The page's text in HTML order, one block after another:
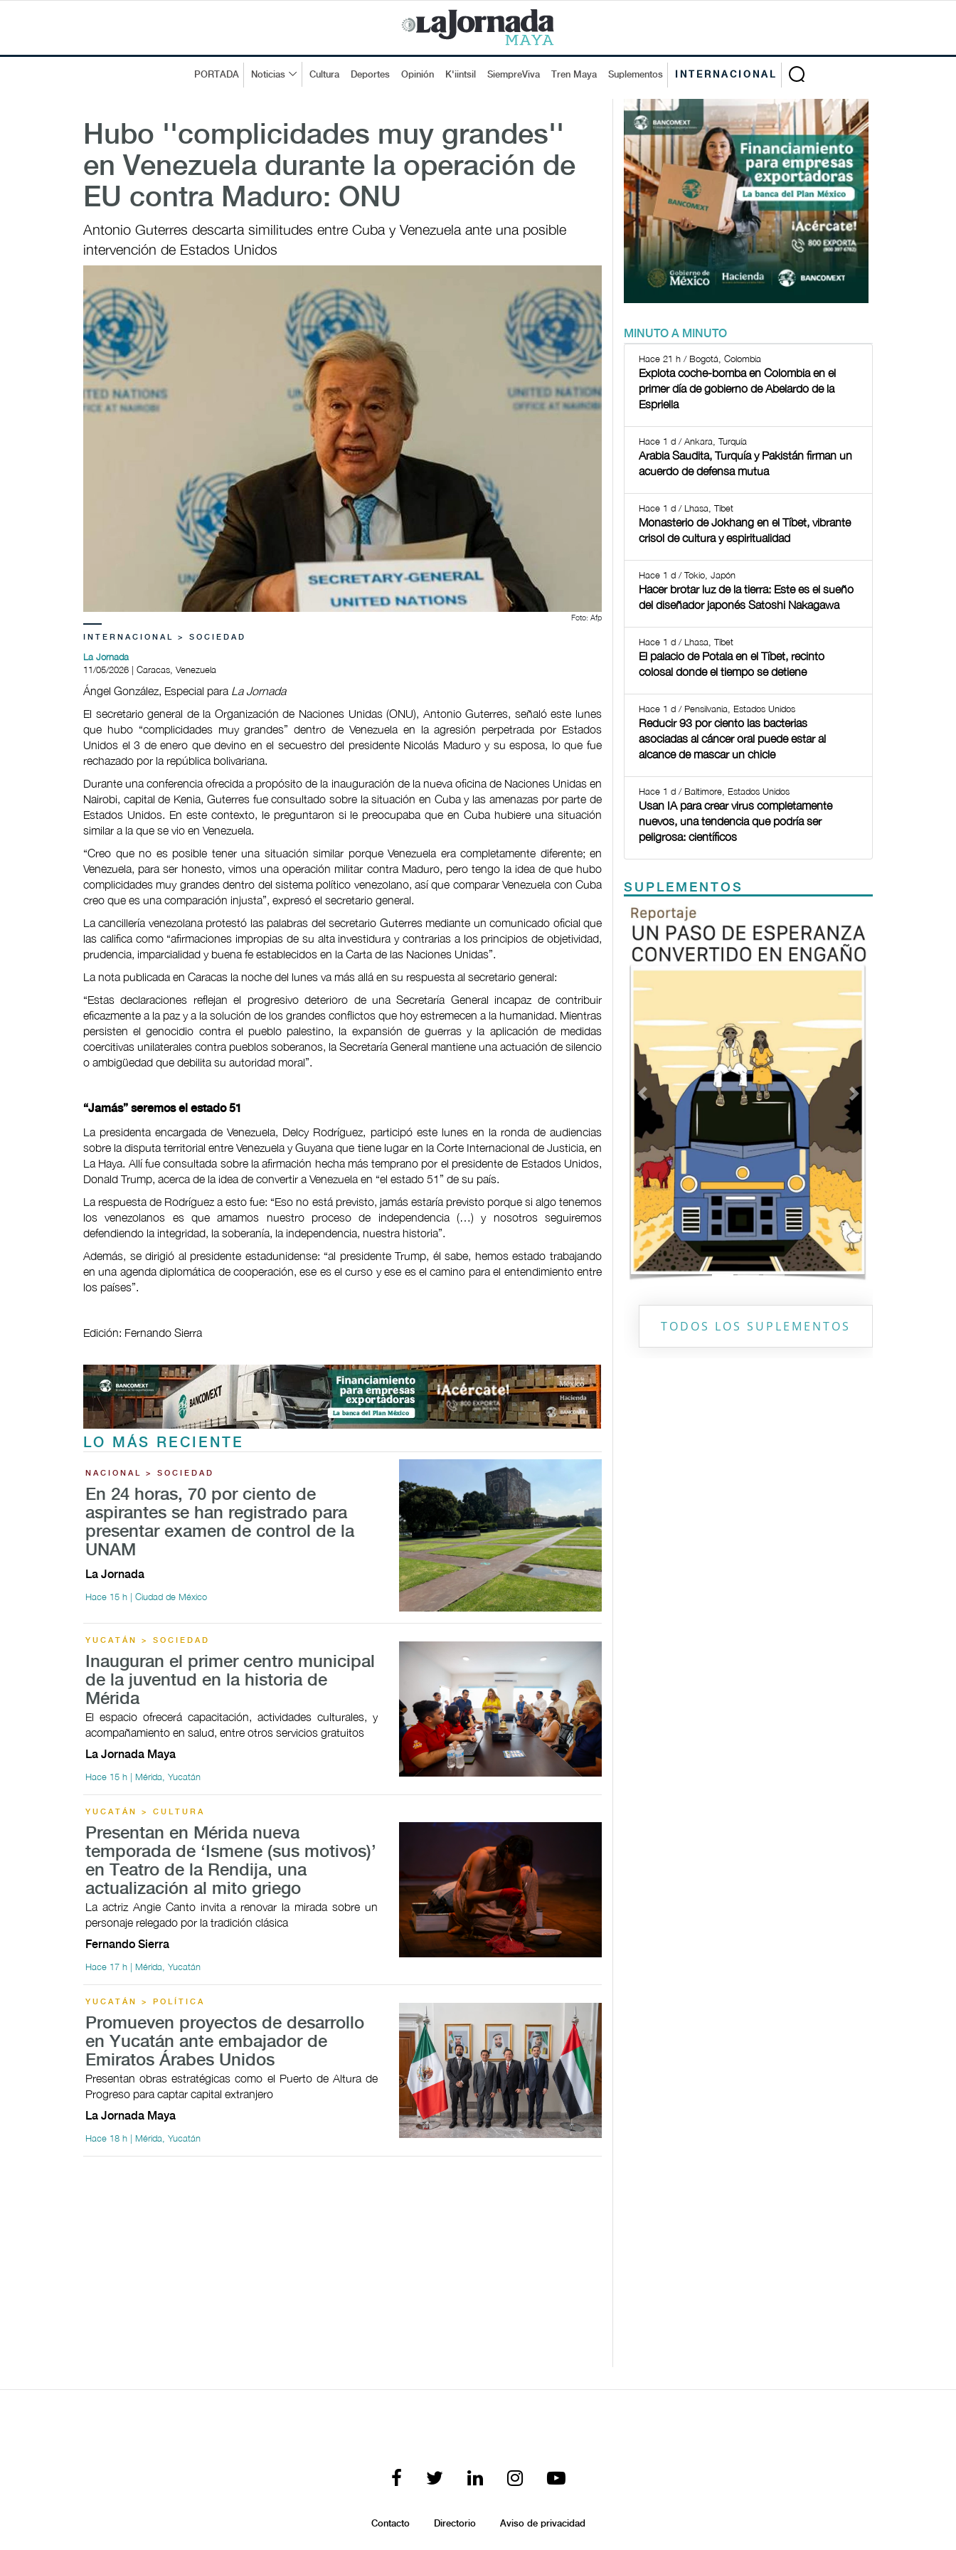
PORTADA Noticias Cultura Deportes Opinión K'iintsil SiempreViva Tren Maya Suplementos INTERNACIONAL
Hubo ''complicidades muy grandes''
en Venezuela durante la operación de
EU contra Maduro: ONU
Antonio Guterres descarta similitudes entre Cuba y Venezuela ante una posible
intervención de Estados Unidos
Foto: Afp
INTERNACIONAL > SOCIEDAD
La Jornada
11/05/2026 | Caracas, Venezuela
Ángel González, Especial para La Jornada
El secretario general de la Organización de Naciones Unidas (ONU), Antonio Guterres, señaló este lunes
que hubo “complicidades muy grandes” dentro de Venezuela en la agresión perpetrada por Estados
Unidos el 3 de enero que devino en el secuestro del presidente Nicolás Maduro y su esposa, lo que fue
rechazado por la república bolivariana.
Durante una conferencia ofrecida a propósito de la inauguración de la nueva oficina de Naciones Unidas en
Nairobi, capital de Kenia, Guterres fue consultado sobre la situación en Cuba y las amenazas por parte de
Estados Unidos. En este contexto, le preguntaron si le preocupaba que en Cuba hubiere una situación
similar a la que se vio en Venezuela.
“Creo que no es posible tener una situación similar porque Venezuela era completamente diferente; en
Venezuela, para ser honesto, vimos una operación militar contra Maduro, pero tengo la idea de que hubo
complicidades muy grandes dentro del sistema político venezolano, así que comparar Venezuela con Cuba
creo que es una comparación injusta”, expresó el secretario general.
La cancillería venezolana protestó las palabras del secretario Guterres mediante un comunicado oficial que
las califica como “afirmaciones impropias de su alta investidura y contrarias a los principios de objetividad,
prudencia, imparcialidad y buena fe establecidos en la Carta de las Naciones Unidas”.
La nota publicada en Caracas la noche del lunes va más allá en su respuesta al secretario general:
“Estas declaraciones reflejan el progresivo deterioro de una Secretaría General incapaz de contribuir
eficazmente a la paz y a la solución de los grandes conflictos que hoy estremecen a la humanidad. Mientras
persisten el genocidio contra el pueblo palestino, la expansión de guerras y la aplicación de medidas
coercitivas unilaterales contra pueblos soberanos, la Secretaría General mantiene una actuación de silencio
o ambigüedad que debilita su autoridad moral”.
“Jamás” seremos el estado 51
La presidenta encargada de Venezuela, Delcy Rodríguez, participó este lunes en la ronda de audiencias
sobre la disputa territorial entre Venezuela y Guyana que tiene lugar en la Corte Internacional de Justicia, en
La Haya. Allí fue consultada sobre la afirmación hecha más temprano por el presidente de Estados Unidos,
Donald Trump, acerca de la idea de convertir a Venezuela en “el estado 51” de su país.
La respuesta de Rodríguez a esto fue: “Eso no está previsto, jamás estaría previsto porque si algo tenemos
los venezolanos es que amamos nuestro proceso de independencia (…) y nosotros seguiremos
defendiendo la integridad, la soberanía, la independencia, nuestra historia”.
Además, se dirigió al presidente estadunidense: “al presidente Trump, él sabe, hemos estado trabajando
en una agenda diplomática de cooperación, ese es el curso y ese es el camino para el entendimiento entre
los países”.
Edición: Fernando Sierra
LO MÁS RECIENTE
NACIONAL > SOCIEDAD
En 24 horas, 70 por ciento de
aspirantes se han registrado para
presentar examen de control de la
UNAM
La Jornada
Hace 15 h | Ciudad de México
YUCATÁN > SOCIEDAD
Inauguran el primer centro municipal
de la juventud en la historia de
Mérida
El espacio ofrecerá capacitación, actividades culturales, y
acompañamiento en salud, entre otros servicios gratuitos
La Jornada Maya
Hace 15 h | Mérida, Yucatán
YUCATÁN > CULTURA
Presentan en Mérida nueva
temporada de ‘Ismene (sus motivos)’
en Teatro de la Rendija, una
actualización al mito griego
La actriz Angie Canto invita a renovar la mirada sobre un
personaje relegado por la tradición clásica
Fernando Sierra
Hace 17 h | Mérida, Yucatán
YUCATÁN > POLÍTICA
Promueven proyectos de desarrollo
en Yucatán ante embajador de
Emiratos Árabes Unidos
Presentan obras estratégicas como el Puerto de Altura de
Progreso para captar capital extranjero
La Jornada Maya
Hace 18 h | Mérida, Yucatán
MINUTO A MINUTO
Hace 21 h / Bogotá, Colombia
Explota coche-bomba en Colombia en el
primer día de gobierno de Abelardo de la
Espriella
Hace 1 d / Ankara, Turquía
Arabia Saudita, Turquía y Pakistán firman un
acuerdo de defensa mutua
Hace 1 d / Lhasa, Tíbet
Monasterio de Jokhang en el Tíbet, vibrante
crisol de cultura y espiritualidad
Hace 1 d / Tokio, Japón
Hacer brotar luz de la tierra: Este es el sueño
del diseñador japonés Satoshi Nakagawa
Hace 1 d / Lhasa, Tíbet
El palacio de Potala en el Tíbet, recinto
colosal donde el tiempo se detiene
Hace 1 d / Pensilvania, Estados Unidos
Reducir 93 por ciento las bacterias
asociadas al cáncer oral puede estar al
alcance de mascar un chicle
Hace 1 d / Baltimore, Estados Unidos
Usan IA para crear virus completamente
nuevos, una tendencia que podría ser
peligrosa: científicos
SUPLEMENTOS
Previous Next
TODOS LOS SUPLEMENTOS
Contacto Directorio Aviso de privacidad